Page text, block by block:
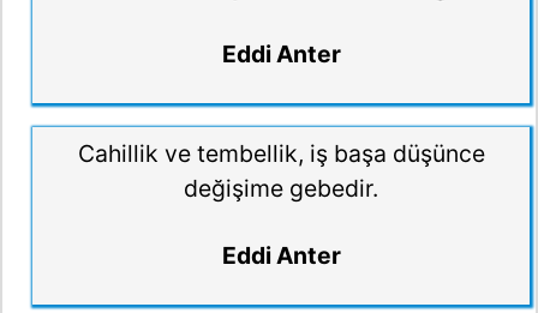
Eddi Anter
Cahillik ve tembellik, iş başa düşünce
değişime gebedir.
Eddi Anter